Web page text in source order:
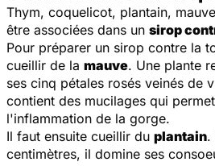
Thym, coquelicot, plantain,
être associées dans un sirop
Pour préparer un sirop contre la
cueillir de la mauve. Une plante
ses cinq pétales rosés veinés de
contient des mucilages qui
l'inflammation de la gorge.
Il faut ensuite cueillir du plantain.
centimètres, il domine ses